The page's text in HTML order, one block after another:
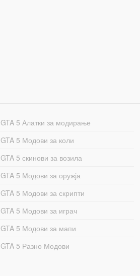
GTA 5 Алатки за модирање
GTA 5 Модови за коли
GTA 5 скинови за возила
GTA 5 Модови за оружја
GTA 5 Модови за скрипти
GTA 5 Модови за играч
GTA 5 Модови за мапи
GTA 5 Разно Модови